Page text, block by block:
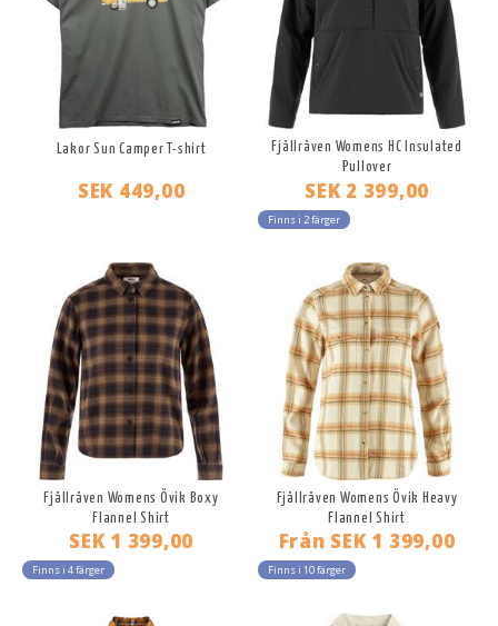
Lakor Sun Camper T-shirt
SEK 449,00
Fjällräven Womens HC Insulated
Pullover
SEK 2 399,00
Finns i 2 färger
Fjällräven Womens Övik Boxy
Flannel Shirt
SEK 1 399,00
Finns i 4 färger
Fjällräven Womens Övik Heavy
Flannel Shirt
Från SEK 1 399,00
Finns i 10 färger